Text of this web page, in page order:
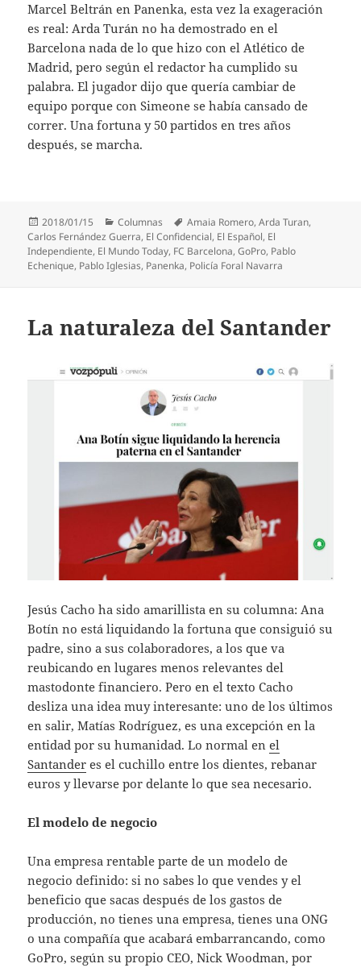
Marcel Beltrán en Panenka, esta vez la exageración
es real: Arda Turán no ha demostrado en el
Barcelona nada de lo que hizo con el Atlético de
Madrid, pero según el redactor ha cumplido su
palabra. El jugador dijo que quería cambiar de
equipo porque con Simeone se había cansado de
correr. Una fortuna y 50 partidos en tres años
después, se marcha.
Publicado
el
2018/01/15 Categorías
Columnas Etiquetas
Amaia Romero,Arda Turan,
Carlos Fernández Guerra, El Confidencial, El Español, El
Independiente, El Mundo Today, FC Barcelona,GoPro, Pablo
Echenique, Pablo Iglesias, Panenka, Policía Foral Navarra
La naturaleza del Santander
Jesús Cacho ha sido amarillista en su columna: Ana
Botín no está liquidando la fortuna que consiguió su
padre, sino a sus colaboradores, a los que va
reubicando en lugares menos relevantes del
mastodonte financiero. Pero en el texto Cacho
desliza una idea muy interesante: uno de los últimos
en salir, Matías Rodríguez, es una excepción en la
entidad por su humanidad. Lo normal enel
Santander es el cuchillo entre los dientes, rebanar
euros y llevarse por delante lo que sea necesario.
El modelo de negocio
Una empresa rentable parte de un modelo de
negocio definido: si no sabes lo que vendes y el
beneficio que sacas después de los gastos de
producción, no tienes una empresa, tienes una ONG
o una compañía que acabará embarrancando, como
GoPro, según su propio CEO, Nick Woodman, por